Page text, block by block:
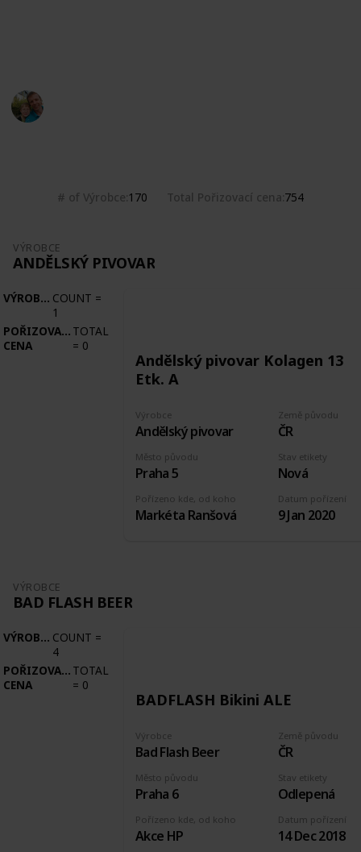
# of Výrobce 170 Total Pořizovací cena 754
VÝROBCE
ANDĚLSKÝ PIVOVAR
VÝROBCE COUNT =
1
POŘIZOVACÍ
CENA
TOTAL
= 0
Andělský pivovar Kolagen 13
Etk. A
Výrobce
Andělský pivovar
Země původu
ČR
Pořízeno kde, od koho
Markéta Ranšová
Stav etikety
Nová
Datum pořízení
9 Jan 2020
Město původu
Praha 5
VÝROBCE
BAD FLASH BEER
VÝROBCE COUNT =
4
POŘIZOVACÍ
CENA
TOTAL
= 0
BADFLASH Bikini ALE
Výrobce
Bad Flash Beer
Země původu
ČR
Pořízeno kde, od koho
Akce HP
Stav etikety
Odlepená
Datum pořízení
14 Dec 2018
Město původu
Praha 6